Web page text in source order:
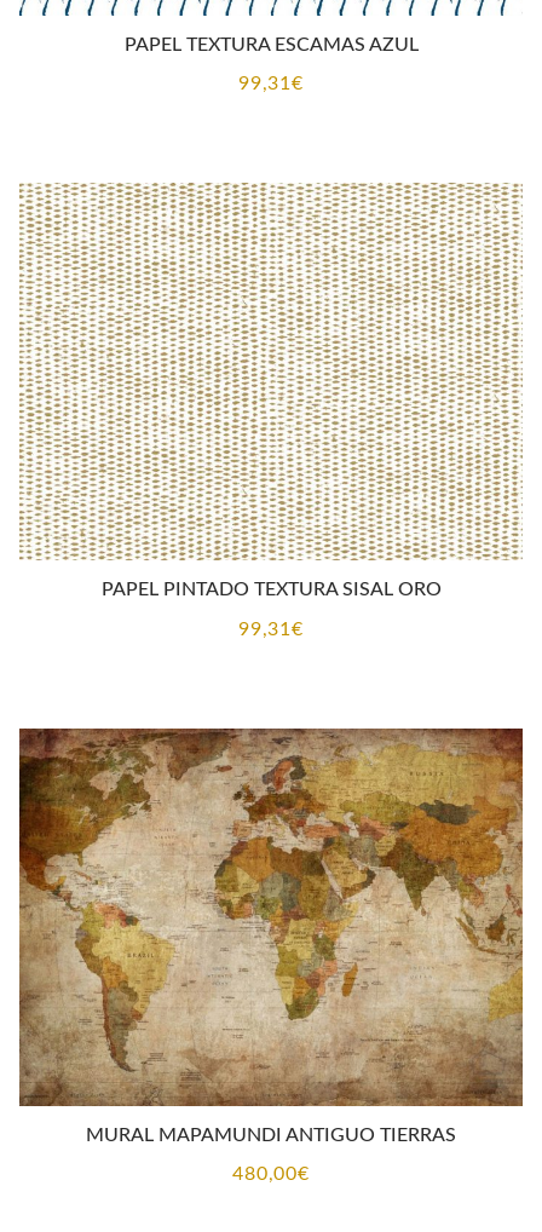
PAPEL TEXTURA ESCAMAS AZUL
99,31€
PAPEL PINTADO TEXTURA SISAL ORO
99,31€
MURAL MAPAMUNDI ANTIGUO TIERRAS
480,00€